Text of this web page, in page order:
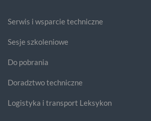
Serwis i wsparcie techniczne
Sesje szkoleniowe
Do pobrania
Doradztwo techniczne
Logistyka i transport Leksykon